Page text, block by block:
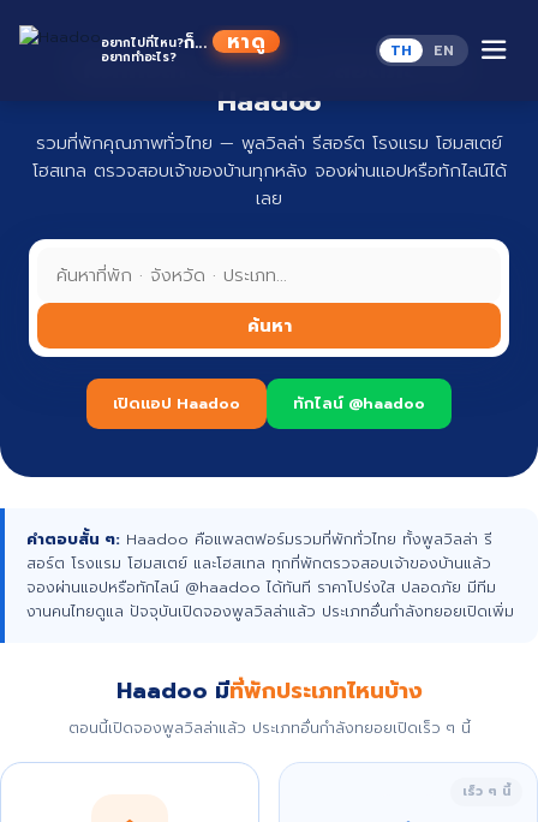
อยากไปที่ไหน?
อยากทำอะไร?
ก็... หาดู TH EN
ที่พักทั่วไทย จองง่าย ปลอดภัย กับ
Haadoo
รวมที่พักคุณภาพทั่วไทย — พูลวิลล่า รีสอร์ต โรงแรม โฮมสเตย์
โฮสเทล ตรวจสอบเจ้าของบ้านทุกหลัง จองผ่านแอปหรือทักไลน์ได้
เลย
ค้นหา
เปิดแอป Haadoo ทักไลน์ @haadoo
คำตอบสั้น ๆ: Haadoo คือแพลตฟอร์มรวมที่พักทั่วไทย ทั้งพูลวิลล่า รี
สอร์ต โรงแรม โฮมสเตย์ และโฮสเทล ทุกที่พักตรวจสอบเจ้าของบ้านแล้ว
จองผ่านแอปหรือทักไลน์ @haadoo ได้ทันที ราคาโปร่งใส ปลอดภัย มีทีม
งานคนไทยดูแล ปัจจุบันเปิดจองพูลวิลล่าแล้ว ประเภทอื่นกำลังทยอยเปิดเพิ่ม
Haadoo มีที่พักประเภทไหนบ้าง
ตอนนี้เปิดจองพูลวิลล่าแล้ว ประเภทอื่นกำลังทยอยเปิดเร็ว ๆ นี้
เร็ว ๆ นี้